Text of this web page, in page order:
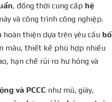
, đồng thời cung cấp hệ
và công trình công nghiệp.
hoàn thiện dựa trên yêu cầu bố
màu, thiết kế phù hợp nhiều
hạn chế rủi ro hư hỏng và
và PCCC như mũ, giày,